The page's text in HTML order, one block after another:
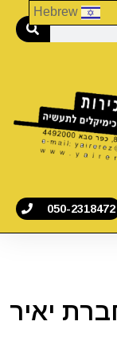
050-2318472
יאיר
Hebrew